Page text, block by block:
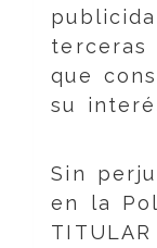
terceras
que
su
Sin
en la